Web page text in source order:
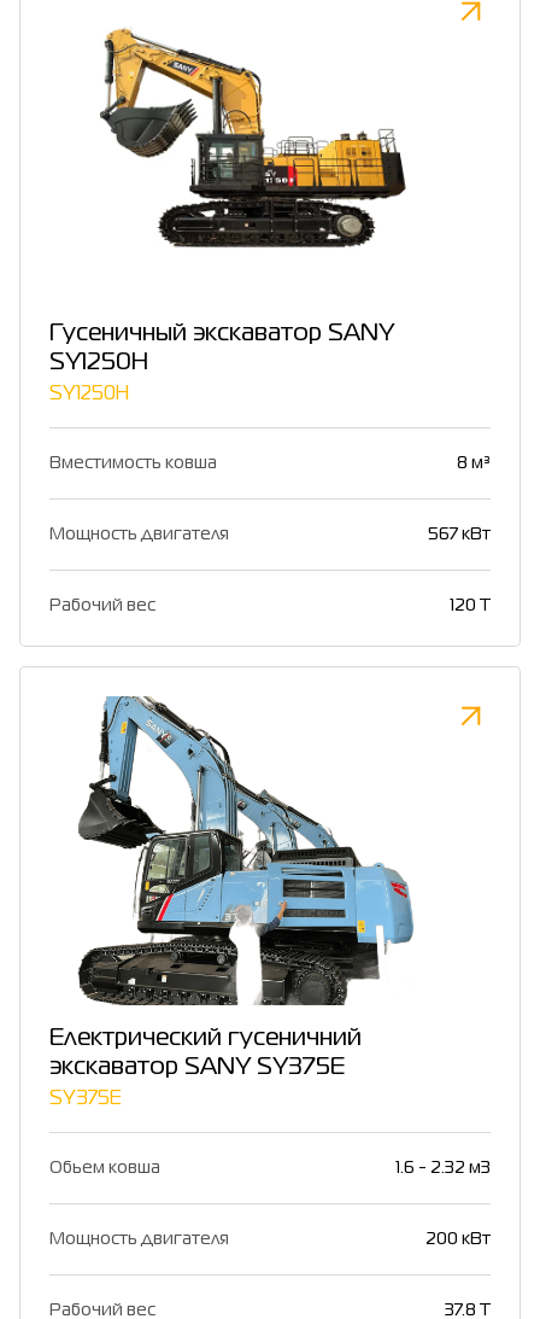
Гусеничный экскаватор SANY
SY1250H
SY1250H
Вместимость ковша 8 м³
Мощность двигателя 567 кВт
Рабочий вес 120 T
Електрический гусеничний
экскаватор SANY SY375E
SY375E
Обьем ковша 1.6 - 2.32 м3
Мощность двигателя 200 кВт
Рабочий вес 37.8 Т